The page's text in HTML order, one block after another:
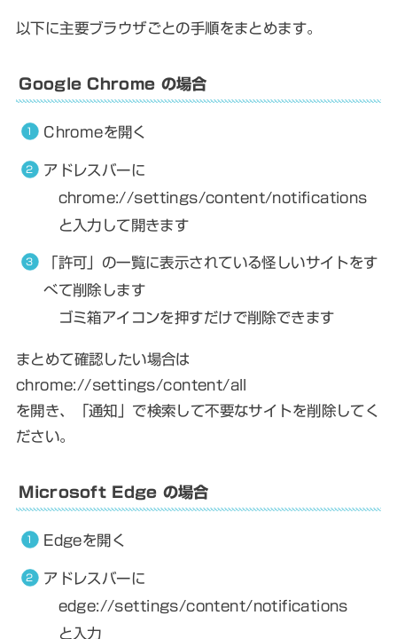
以下に主要ブラウザごとの手順をまとめます。
Google Chrome の場合
Chromeを開く
アドレスバーに
chrome://settings/content/notifications
と入力して開きます
「許可」の一覧に表示されている怪しいサイトをす
べて削除します
ゴミ箱アイコンを押すだけで削除できます
まとめて確認したい場合は
chrome://settings/content/all
を開き、「通知」で検索して不要なサイトを削除してく
ださい。
Microsoft Edge の場合
Edgeを開く
アドレスバーに
edge://settings/content/notifications
と入力